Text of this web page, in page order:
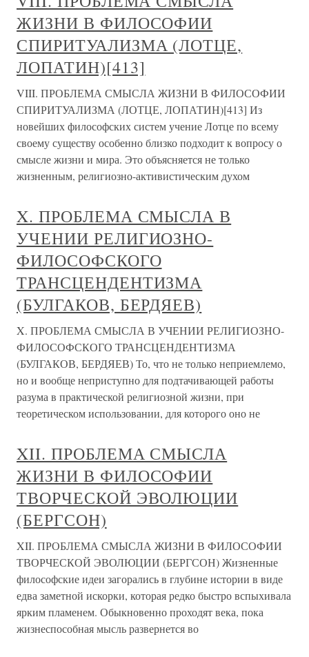
ЖИЗНИ В ФИЛОСОФИИ
СПИРИТУАЛИЗМА (ЛОТЦЕ,
ЛОПАТИН)[413]
VIII. ПРОБЛЕМА СМЫСЛА ЖИЗНИ В ФИЛОСОФИИ
СПИРИТУАЛИЗМА (ЛОТЦЕ, ЛОПАТИН)[413] Из
новейших философских систем учение Лотце по всему
своему существу особенно близко подходит к вопросу о
смысле жизни и мира. Это объясняется не только
жизненным, религиозно-активистическим духом
X. ПРОБЛЕМА СМЫСЛА В
УЧЕНИИ РЕЛИГИОЗНО-
ФИЛОСОФСКОГО
ТРАНСЦЕНДЕНТИЗМА
(БУЛГАКОВ, БЕРДЯЕВ)
X. ПРОБЛЕМА СМЫСЛА В УЧЕНИИ РЕЛИГИОЗНО-
ФИЛОСОФСКОГО ТРАНСЦЕНДЕНТИЗМА
(БУЛГАКОВ, БЕРДЯЕВ) То, что не только неприемлемо,
но и вообще неприступно для подтачивающей работы
разума в практической религиозной жизни, при
теоретическом использовании, для которого оно не
XII. ПРОБЛЕМА СМЫСЛА
ЖИЗНИ В ФИЛОСОФИИ
ТВОРЧЕСКОЙ ЭВОЛЮЦИИ
(БЕРГСОН)
XII. ПРОБЛЕМА СМЫСЛА ЖИЗНИ В ФИЛОСОФИИ
ТВОРЧЕСКОЙ ЭВОЛЮЦИИ (БЕРГСОН) Жизненные
философские идеи загорались в глубине истории в виде
едва заметной искорки, которая редко быстро вспыхивала
ярким пламенем. Обыкновенно проходят века, пока
жизнеспособная мысль развернется во